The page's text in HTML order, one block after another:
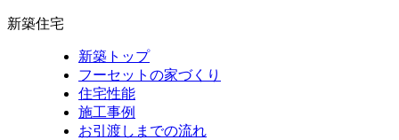
新築住宅
新築トップ
フーセットの家づくり
住宅性能
施工事例
お引渡しまでの流れ